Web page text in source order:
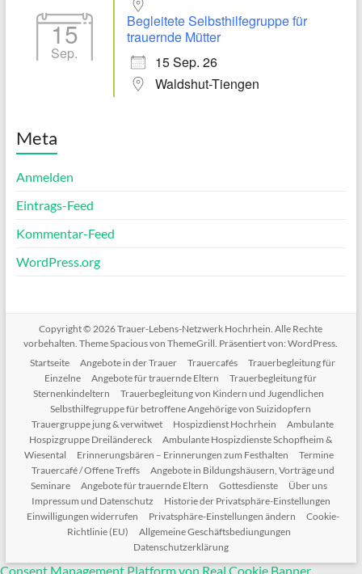
15
Sep.
Begleitete Selbsthilfegruppe für
trauernde Mütter
15 Sep. 26
Waldshut-Tiengen
Meta
Anmelden
Eintrags-Feed
Kommentar-Feed
WordPress.org
Copyright © 2026Trauer-Lebens-Netzwerk Hochrhein. Alle Rechte
vorbehalten. ThemeSpaciousvon ThemeGrill. Präsentiert von:WordPress.
Startseite
Angebote in der Trauer Trauercafés
Trauerbegleitung für
Einzelne
Angebote für trauernde Eltern
Trauerbegleitung für
Sternenkindeltern
Trauerbegleitung von Kindern und Jugendlichen
Selbsthilfegruppe für betroffene Angehörige von Suizidopfern
Trauergruppe jung & verwitwet
Hospizdienst Hochrhein
Ambulante
Hospizgruppe Dreiländereck
Ambulante Hospizdienste Schopfheim &
Wiesental
Erinnerungsbären – Erinnerungen zum Festhalten
Termine
Trauercafé / Offene Treffs
Angebote in Bildungshäusern, Vorträge und
Seminare
Angebote für trauernde Eltern Gottesdienste
Über uns
Impressum und Datenschutz
Historie der Privatsphäre-Einstellungen
Einwilligungen widerrufen
Privatsphäre-Einstellungen ändern
Cookie-
Richtlinie (EU)
Allgemeine Geschäftsbediungungen
Datenschutzerklärung
Consent Management Platform von Real Cookie Banner